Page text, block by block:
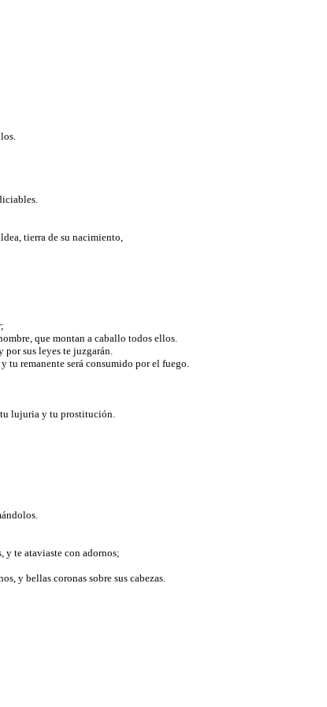
tierra de su nacimiento,
que montan a caballo todos ellos.
sus leyes te juzgarán.
tu remanente será consumido por el fuego.
tu lujuria y tu prostitución.
y te ataviaste con adornos;
y bellas coronas sobre sus cabezas.